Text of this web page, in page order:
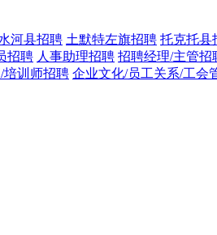
河县招聘 土默特左旗招聘 托克托县
招聘 人事助理招聘 招聘经理/主管招
培训师招聘 企业文化/员工关系/工会